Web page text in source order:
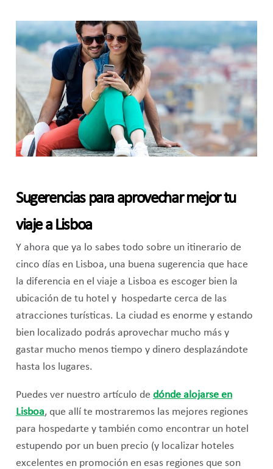
Sugerencias para aprovechar mejor tu
viaje a Lisboa
Y ahora que ya lo sabes todo sobre un itinerario de
cinco días en Lisboa, una buena sugerencia que hace
la diferencia en el viaje a Lisboa es escoger bien la
ubicación de tu hotel y hospedarte cerca de las
atracciones turísticas. La ciudad es enorme y estando
bien localizado podrás aprovechar mucho más y
gastar mucho menos tiempo y dinero desplazándote
hasta los lugares.
Puedes ver nuestro artículo de dónde alojarse en
Lisboa, que allí te mostraremos las mejores regiones
para hospedarte y también como encontrar un hotel
estupendo por un buen precio (y localizar hoteles
excelentes en promoción en esas regiones que son